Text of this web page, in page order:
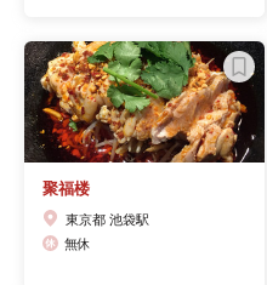
聚福楼
東京都 池袋駅
無休